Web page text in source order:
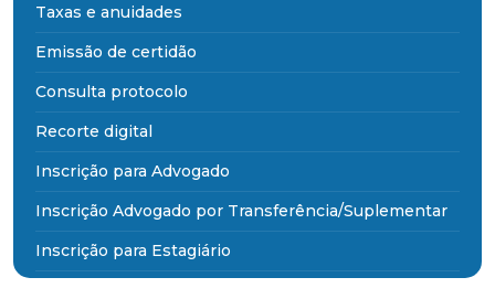
Taxas e anuidades
Emissão de certidão
Consulta protocolo
Recorte digital
Inscrição para Advogado
Inscrição Advogado por Transferência/Suplementar
Inscrição para Estagiário